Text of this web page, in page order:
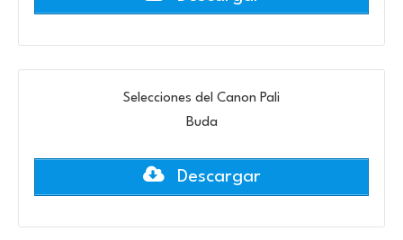
Selecciones del Canon Pali
Buda
Descargar